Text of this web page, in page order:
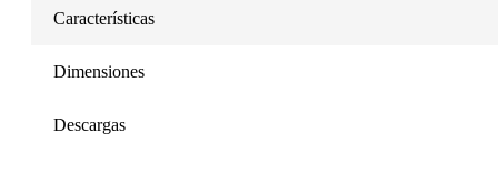
Características
Dimensiones
Descargas